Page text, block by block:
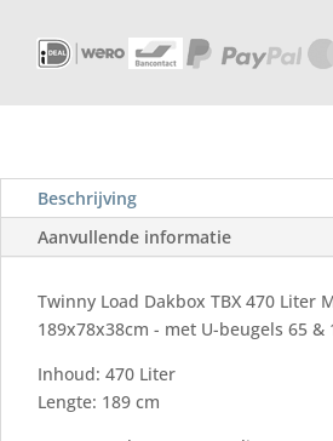
Beschrijving
Aanvullende informatie
Twinny Load Dakbox TBX 470 Liter
189x78x38cm - met U-beugels 65 &
Inhoud: 470 Liter
Lengte: 189 cm